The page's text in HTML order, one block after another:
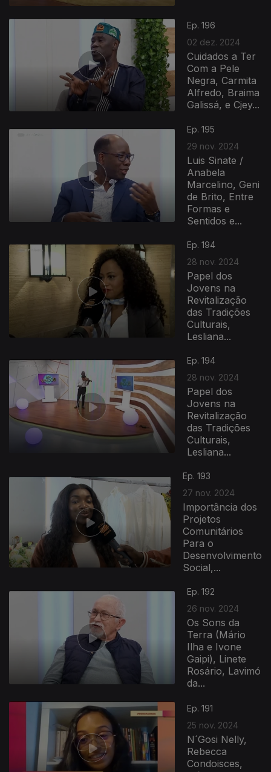
Ep. 196
02 dez. 2024
Cuidados a Ter
Com a Pele
Negra, Carmita
Alfredo, Braima
Galissá, e Cjey...
Ep. 195
29 nov. 2024
Luis Sinate /
Anabela
Marcelino, Geni
de Brito, Entre
Formas e
Sentidos e...
Ep. 194
28 nov. 2024
Papel dos
Jovens na
Revitalização
das Tradições
Culturais,
Lesliana...
812542
Ep. 194
28 nov. 2024
Papel dos
Jovens na
Revitalização
das Tradições
Culturais,
Lesliana...
Ep. 193
27 nov. 2024
Importância dos
Projetos
Comunitários
Para o
Desenvolvimento
Social,...
Ep. 192
26 nov. 2024
Os Sons da
Terra (Mário
Ilha e Ivone
Gaipi), Linete
Rosário, Lavimó
da...
Ep. 191
25 nov. 2024
N´Gosi Nelly,
Rebecca
Condoisces,